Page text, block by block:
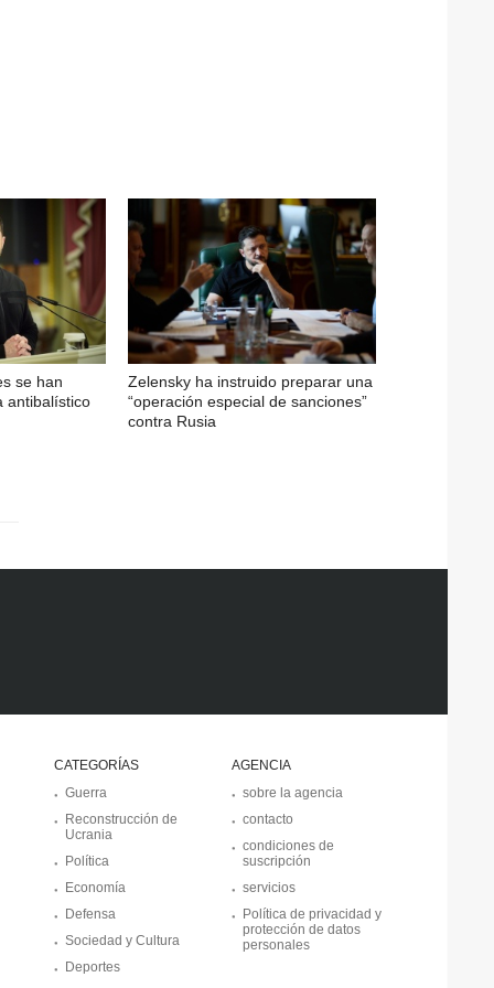
se han
antibalístico
Zelensky ha instruido preparar una
“operación especial de sanciones”
contra Rusia
CATEGORÍAS
Guerra
Reconstrucción de
Ucrania
Política
Economía
Defensa
Sociedad y Cultura
Deportes
AGENCIA
sobre la agencia
contacto
condiciones de
suscripción
servicios
Política de privacidad y
protección de datos
personales